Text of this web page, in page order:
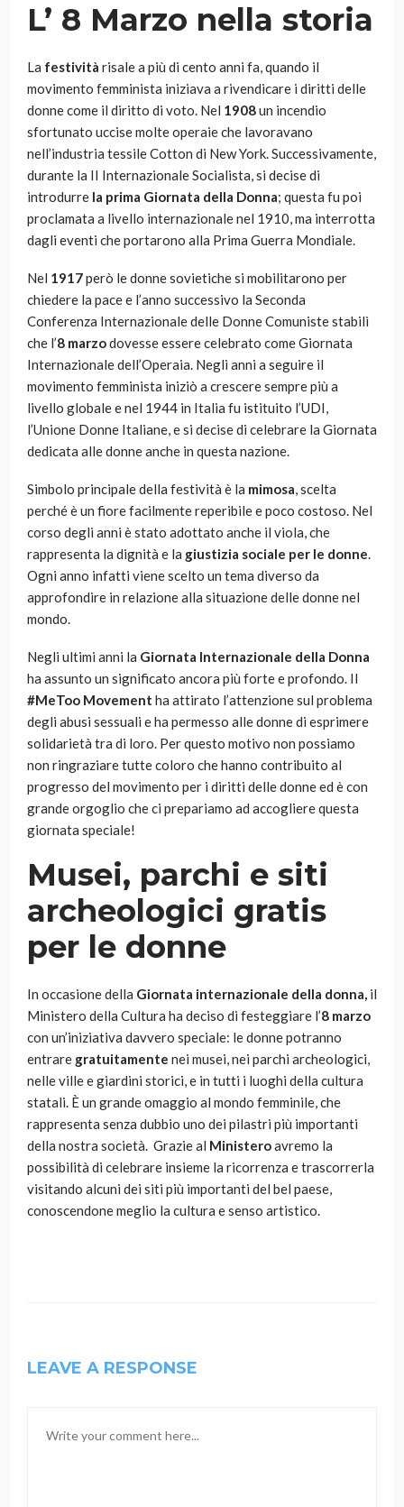
L’ 8 Marzo nella storia
La festività risale a più di cento anni fa, quando il
movimento femminista iniziava a rivendicare i diritti delle
donne come il diritto di voto. Nel 1908un incendio
sfortunato uccise molte operaie che lavoravano
nell’industria tessile Cotton di New York. Successivamente,
durante la II Internazionale Socialista, si decise di
introdurre la prima Giornata della Donna; questa fu poi
proclamata a livello internazionale nel 1910, ma interrotta
dagli eventi che portarono alla Prima Guerra Mondiale.
Nel 1917però le donne sovietiche si mobilitarono per
chiedere la pace e l’anno successivo la Seconda
Conferenza Internazionale delle Donne Comuniste stabilì
che l’8 marzodovesse essere celebrato come Giornata
Internazionale dell’Operaia. Negli anni a seguire il
movimento femminista iniziò a crescere sempre più a
livello globale e nel 1944 in Italia fu istituito l’UDI,
l’Unione Donne Italiane, e si decise di celebrare la Giornata
dedicata alle donne anche in questa nazione.
Simbolo principale della festività è la mimosa, scelta
perché è un fiore facilmente reperibile e poco costoso. Nel
corso degli anni è stato adottato anche il viola, che
rappresenta la dignità e la giustizia sociale per le donne.
Ogni anno infatti viene scelto un tema diverso da
approfondire in relazione alla situazione delle donne nel
mondo.
Negli ultimi anni la Giornata Internazionale della Donna
ha assunto un significato ancora più forte e profondo. Il
#MeToo Movement ha attirato l’attenzione sul problema
degli abusi sessuali e ha permesso alle donne di esprimere
solidarietà tra di loro. Per questo motivo non possiamo
non ringraziare tutte coloro che hanno contribuito al
progresso del movimento per i diritti delle donne ed è con
grande orgoglio che ci prepariamo ad accogliere questa
giornata speciale!
Musei, parchi e siti
archeologici gratis
per le donne
In occasione della Giornata internazionale della donna, il
Ministero della Cultura ha deciso di festeggiare l’8 marzo
con un’iniziativa davvero speciale: le donne potranno
entrare gratuitamente nei musei, nei parchi archeologici,
nelle ville e giardini storici, e in tutti i luoghi della cultura
statali. È un grande omaggio al mondo femminile, che
rappresenta senza dubbio uno dei pilastri più importanti
della nostra società. Grazie al Ministeroavremo la
possibilità di celebrare insieme la ricorrenza e trascorrerla
visitando alcuni dei siti più importanti del bel paese,
conoscendone meglio la cultura e senso artistico.
LEAVE A RESPONSE